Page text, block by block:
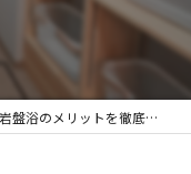
トを徹底比較し目的別に最適な順番と美容健康効果を解説